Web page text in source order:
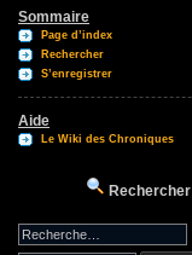
Sommaire
Page d’index
Rechercher
S’enregistrer
Aide
Le Wiki des Chroniques
Rechercher